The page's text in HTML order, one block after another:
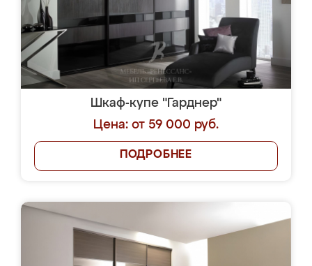
Шкаф-купе "Гарднер"
Цена: от 59 000 руб.
ПОДРОБНЕЕ